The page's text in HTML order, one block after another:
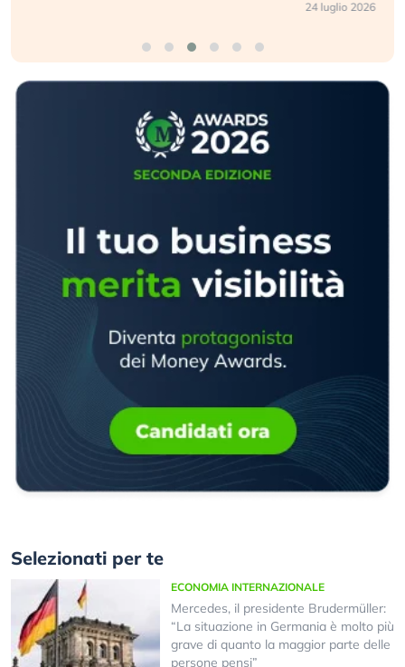
Selezionati per te
ECONOMIA INTERNAZIONALE
Mercedes, il presidente Brudermüller:
“La situazione in Germania è molto più
grave di quanto la maggior parte delle
persone pensi”